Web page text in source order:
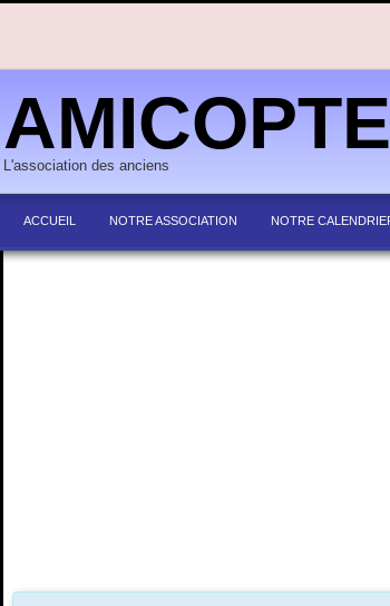
L'association des anciens
ACCUEIL NOTRE ASSOCIATION NOTRE